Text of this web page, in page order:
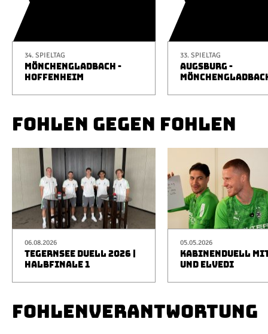
34. SPIELTAG
MÖNCHENGLADBACH -
HOFFENHEIM
33. SPIELTAG
AUGSBURG -
FOHLEN GEGEN FOHLEN
06.08.2026
TEGERNSEE DUELL 2026 |
HALBFINALE 1
05.05.2026
KABINENDUELL
UND ELVEDI
FOHLENVERANTWORTUNG